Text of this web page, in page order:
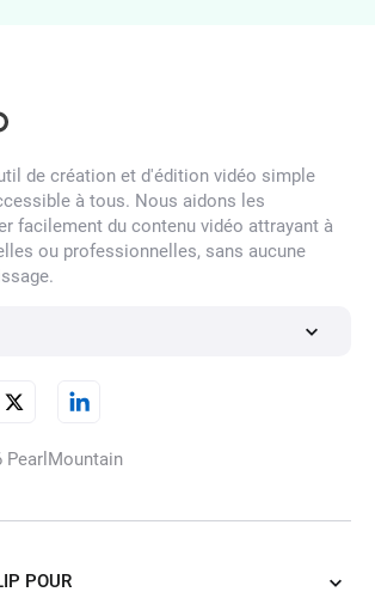
Vidéo Time Lapse
de fréquence
de création et d'édition vidéo simple
à tous. Nous aidons les
facilement du contenu vidéo attrayant à
ou professionnelles, sans aucune
PearlMountain
POUR